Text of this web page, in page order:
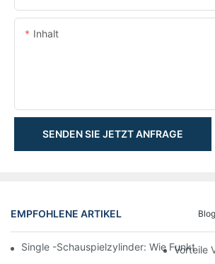
Inhalt
SENDEN SIE JETZT ANFRAGE
EMPFOHLENE ARTIKEL
Single -Schauspielzylinder: Wie Vorteile